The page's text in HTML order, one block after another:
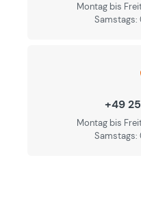
Montag bis
Samstags:
+49
Montag bis
Samstags: